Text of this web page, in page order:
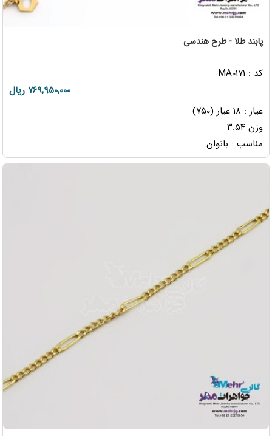
پابند طلا - طرح هندسی
کد : MA۰۱۷۱
۷۶۹,۹۵۰,۰۰۰ ریال
عیار : ۱۸ عیار (۷۵۰)
وزن ۳.۵۴
مناسب : بانوان